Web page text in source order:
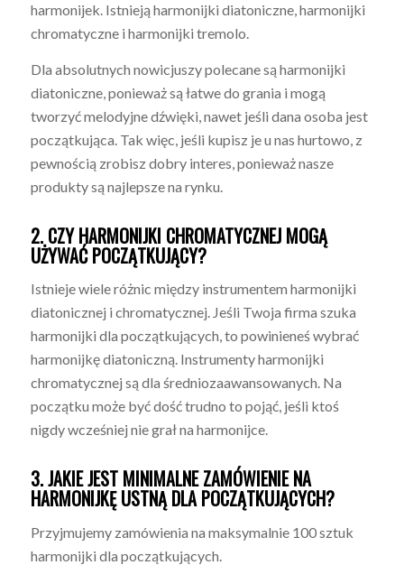
harmonijek. Istnieją harmonijki diatoniczne, harmonijki
chromatyczne i harmonijki tremolo.
Dla absolutnych nowicjuszy polecane są harmonijki
diatoniczne, ponieważ są łatwe do grania i mogą
tworzyć melodyjne dźwięki, nawet jeśli dana osoba jest
początkująca. Tak więc, jeśli kupisz je u nas hurtowo, z
pewnością zrobisz dobry interes, ponieważ nasze
produkty są najlepsze na rynku.
2. CZY HARMONIJKI CHROMATYCZNEJ MOGĄ
UŻYWAĆ POCZĄTKUJĄCY?
Istnieje wiele różnic między instrumentem harmonijki
diatonicznej i chromatycznej. Jeśli Twoja firma szuka
harmonijki dla początkujących, to powinieneś wybrać
harmonijkę diatoniczną. Instrumenty harmonijki
chromatycznej są dla średniozaawansowanych. Na
początku może być dość trudno to pojąć, jeśli ktoś
nigdy wcześniej nie grał na harmonijce.
3. JAKIE JEST MINIMALNE ZAMÓWIENIE NA
HARMONIJKĘ USTNĄ DLA POCZĄTKUJĄCYCH?
Przyjmujemy zamówienia na maksymalnie 100 sztuk
harmonijki dla początkujących.